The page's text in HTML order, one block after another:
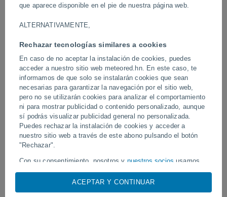
que aparece disponible en el pie de nuestra página web.
ALTERNATIVAMENTE,
Rechazar tecnologías similares a cookies
En caso de no aceptar la instalación de cookies, puedes
acceder a nuestro sitio web meteored.hn. En este caso, te
informamos de que solo se instalarán cookies que sean
necesarias para garantizar la navegación por el sitio web,
pero no se utilizarán cookies para analizar el comportamiento
ni para mostrar publicidad o contenido personalizado, aunque
sí podrás visualizar publicidad general no personalizada.
Puedes rechazar la instalación de cookies y acceder a
nuestro sitio web a través de este abono pulsando el botón
"Rechazar".
Con su consentimiento, nosotros y nuestros socios usamos
cookies, identificadores únicos o tecnologías similares para
almacenar, acceder y procesar datos personales como su
ACEPTAR Y CONTINUAR
Hoy
Un rayo impactó en un campo de